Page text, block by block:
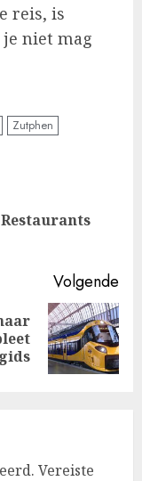
reis, is
niet mag
Zutphen
Volgende
Vereiste